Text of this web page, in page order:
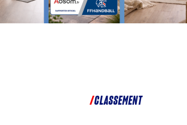
CLASSEMENT